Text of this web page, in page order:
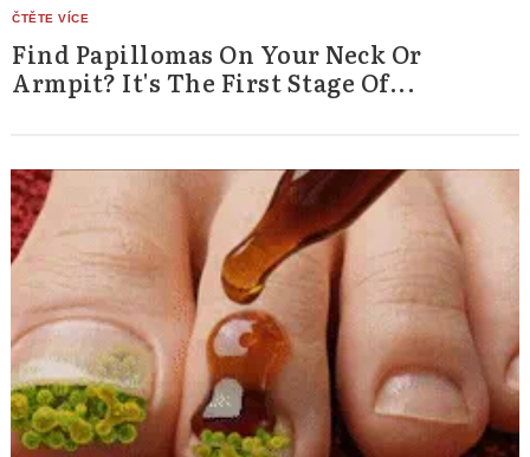
Find Papillomas On Your Neck Or
Armpit? It's The First Stage Of...